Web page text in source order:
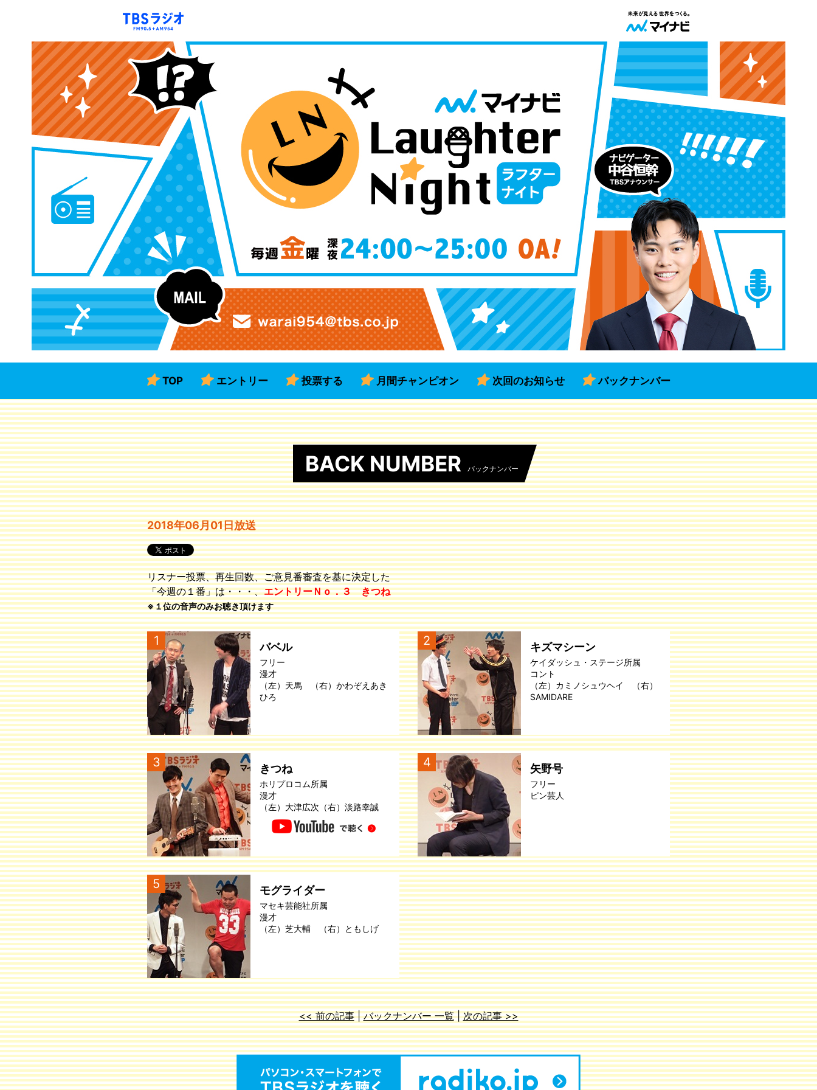
TOP エントリー 投票する 月間チャンピオン 次回のお知らせ バックナンバー
BACK NUMBER バックナンバー
2018年06月01日放送
リスナー投票、再生回数、ご意見番審査を基に決定した
「今週の１番」は・・・、エントリーＮｏ．３ きつね
※１位の音声のみお聴き頂けます
1 バベル
フリー
漫才
（左）天馬 （右）かわぞえあき
ひろ
2 キズマシーン
ケイダッシュ・ステージ所属
コント
（左）カミノシュウヘイ （右）
SAMIDARE
3 きつね
ホリプロコム所属
漫才
（左）大津広次（右）淡路幸誠
4 矢野号
フリー
ピン芸人
5 モグライダー
マセキ芸能社所属
漫才
（左）芝大輔 （右）ともしげ
<< 前の記事|バックナンバー 一覧|次の記事 >>